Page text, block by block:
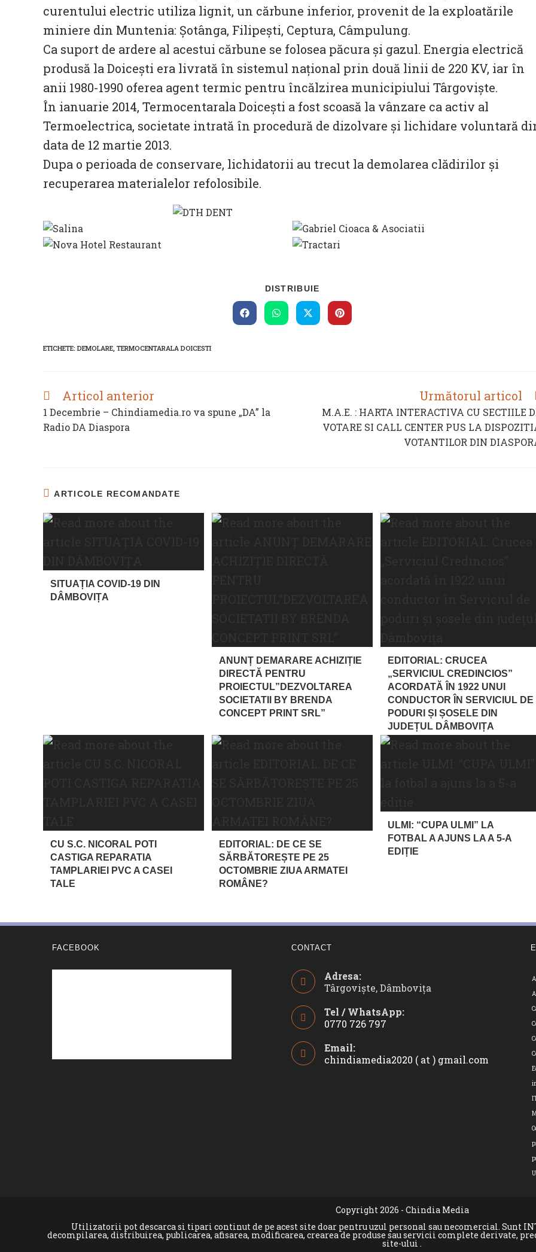
curentului electric utiliza lignit, un cărbune inferior, provenit de la exploatările
miniere din Muntenia: Şotânga, Filipeşti, Ceptura, Câmpulung.
Ca suport de ardere al acestui cărbune se folosea păcura şi gazul. Energia electrică
produsă la Doiceşti era livrată în sistemul naţional prin două linii de 220 KV, iar în
anii 1980-1990 oferea agent termic pentru încălzirea municipiului Târgoviște.
În ianuarie 2014, Termocentarala Doicești a fost scoasă la vânzare ca activ al
Termoelectrica, societate intrată în procedură de dizolvare şi lichidare voluntară
data de 12 martie 2013.
Dupa o perioada de conservare, lichidatorii au trecut la demolarea clădirilor și
recuperarea materialelor refolosibile.
DISTRIBUIE
THIS
CONTENT
Opens
in
Opens
in
Opens
in
Opens
in
ETICHETE:DEMOLARE, TERMOCENTARALA DOICESTI
READ
ARTICLES
Articol anterior
1 Decembrie – Chindiamedia.ro va spune „DA” la
Radio DA Diaspora
Următorul articol
M.A.E. : HARTA INTERACTIVA CU SECTIILE
VOTARE SI CALL CENTER PUS LA
VOTANTILOR DIN
ARTICOLE RECOMANDATE
SITUAȚIA COVID-19 DIN
DÂMBOVIȚA
ANUNȚ DEMARARE ACHIZIȚIE
DIRECTĂ PENTRU
PROIECTUL”DEZVOLTAREA
SOCIETATII BY BRENDA
CONCEPT PRINT SRL”
EDITORIAL: CRUCEA
„SERVICIUL CREDINCIOS”
ACORDATĂ ÎN 1922 UNUI
CONDUCTOR ÎN SERVICIUL DE
PODURI ȘI ȘOSELE DIN
JUDEȚUL DÂMBOVIȚA
CU S.C. NICORAL POTI
CASTIGA REPARATIA
TAMPLARIEI PVC A CASEI
TALE
EDITORIAL: DE CE SE
SĂRBĂTOREȘTE PE 25
OCTOMBRIE ZIUA ARMATEI
ROMÂNE?
ULMI: “CUPA ULMI” LA
FOTBAL A AJUNS LA A 5-A
EDIȚIE
FACEBOOK CONTACT
Adresa:
Târgoviște, Dâmbovița
Tel / WhatsApp:
0770 726 797
in
your
Email:
chindiamedia2020 ( at ) gmail.com
Copyright 2026 - Chindia Media
Utilizatorii pot descarca si tipari continut de pe acest site doar pentru uzul personal sau necomercial. Sunt
decompilarea, distribuirea, publicarea, afisarea, modificarea, crearea de produse sau servicii complete derivate,
site-ului .